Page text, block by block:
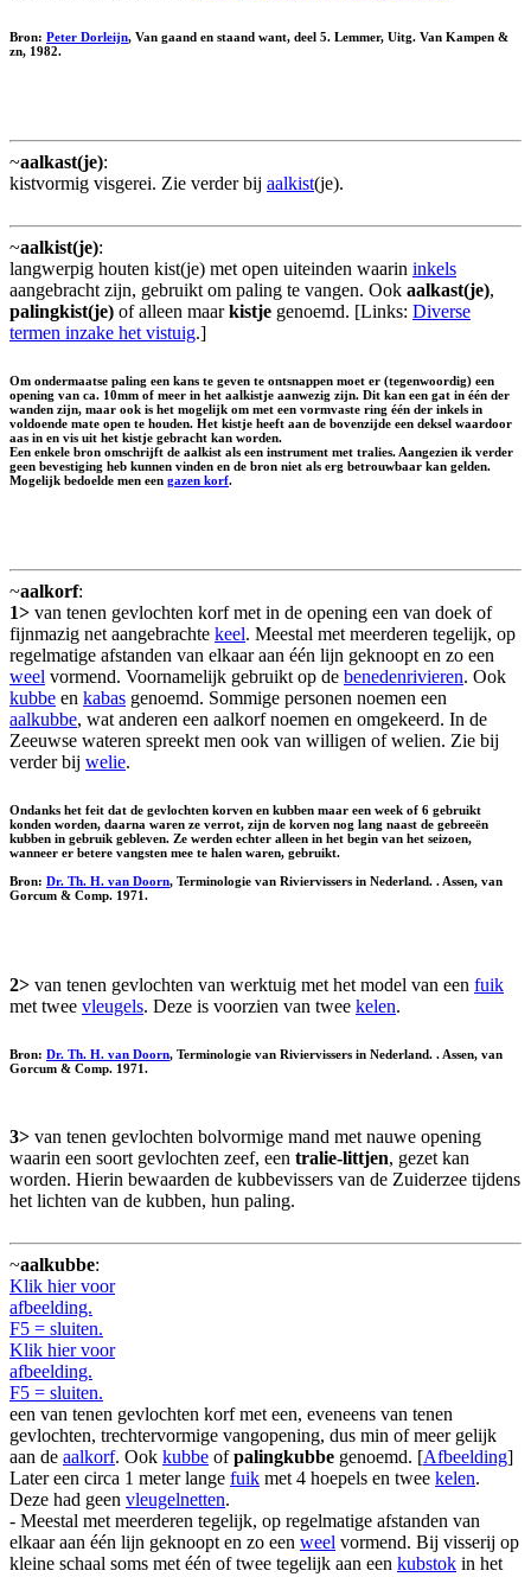
Bron: Peter Dorleijn, Van gaand en staand want, deel 5. Lemmer, Uitg. Van Kampen &
zn, 1982.
~aalkast(je):
kistvormig visgerei. Zie verder bij aalkist(je).
~aalkist(je):
langwerpig houten kist(je) met open uiteinden waarin inkels
aangebracht zijn, gebruikt om paling te vangen. Ook aalkast(je),
palingkist(je) of alleen maarkistje genoemd. [Links: Diverse
termen inzake het vistuig.]
Om ondermaatse paling een kans te geven te ontsnappen moet er (tegenwoordig) een
opening van ca. 10mm of meer in het aalkistje aanwezig zijn. Dit kan een gat in één der
wanden zijn, maar ook is het mogelijk om met een vormvaste ring één der inkels in
voldoende mate open te houden. Het kistje heeft aan de bovenzijde een deksel waardoor
aas in en vis uit het kistje gebracht kan worden.
Een enkele bron omschrijft de aalkist als een instrument met tralies. Aangezien ik verder
geen bevestiging heb kunnen vinden en de bron niet als erg betrouwbaar kan gelden.
Mogelijk bedoelde men een gazen korf.
~aalkorf:
1> van tenen gevlochten korf met in de opening een van doek of
fijnmazig net aangebrachte keel. Meestal met meerderen tegelijk, op
regelmatige afstanden van elkaar aan één lijn geknoopt en zo een
weel vormend. Voornamelijk gebruikt op de benedenrivieren. Ook
kubbe en kabas genoemd. Sommige personen noemen een
aalkubbe, wat anderen een aalkorf noemen en omgekeerd. In de
Zeeuwse wateren spreekt men ook van willigen of welien. Zie bij
verder bij welie.
Ondanks het feit dat de gevlochten korven en kubben maar een week of 6 gebruikt
konden worden, daarna waren ze verrot, zijn de korven nog lang naast de gebreeën
kubben in gebruik gebleven. Ze werden echter alleen in het begin van het seizoen,
wanneer er betere vangsten mee te halen waren, gebruikt.
Bron: Dr. Th. H. van Doorn, Terminologie van Riviervissers in Nederland. . Assen, van
Gorcum & Comp. 1971.
2> van tenen gevlochten van werktuig met het model van een fuik
met twee vleugels. Deze is voorzien van twee kelen.
Bron: Dr. Th. H. van Doorn, Terminologie van Riviervissers in Nederland. . Assen, van
Gorcum & Comp. 1971.
3> van tenen gevlochten bolvormige mand met nauwe opening
waarin een soort gevlochten zeef, een tralie-littjen, gezet kan
worden. Hierin bewaarden de kubbevissers van de Zuiderzee tijdens
het lichten van de kubben, hun paling.
~aalkubbe:
Klik hier voor
afbeelding.
F5 = sluiten.
Klik hier voor
afbeelding.
F5 = sluiten.
een van tenen gevlochten korf met een, eveneens van tenen
gevlochten, trechtervormige vangopening, dus min of meer gelijk
aan de aalkorf. Ook kubbe ofpalingkubbe genoemd. [Afbeelding]
Later een circa 1 meter lange fuik met 4 hoepels en twee kelen.
Deze had geen vleugelnetten.
- Meestal met meerderen tegelijk, op regelmatige afstanden van
elkaar aan één lijn geknoopt en zo een weel vormend. Bij visserij op
kleine schaal soms met één of twee tegelijk aan een kubstok in het